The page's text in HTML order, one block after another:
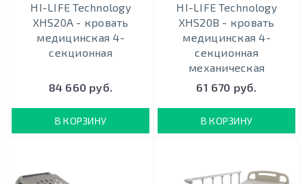
HI-LIFE Technology
XHS20A - кровать
медицинская 4-
секционная
84 660 руб.
В КОРЗИНУ
HI-LIFE Technology
XHS20B - кровать
медицинская 4-
секционная
механическая
61 670 руб.
В КОРЗИНУ